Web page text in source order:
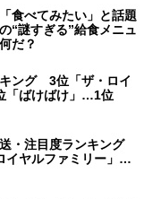
食べてみたい」と話題
“謎すぎる”給食メニュ
だ？
ング 3位「ザ・ロイ
「ばけばけ」…1位
送・注目度ランキング
イヤルファミリー」…